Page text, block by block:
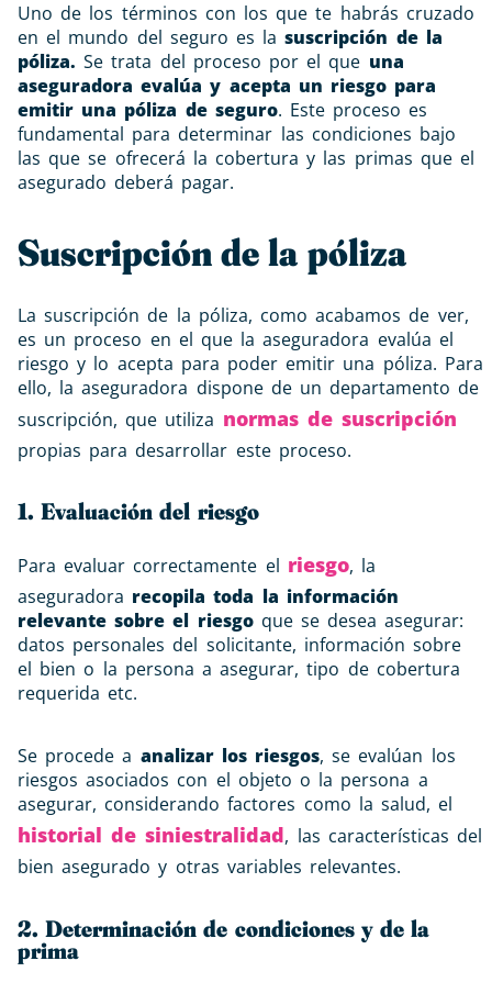
Uno de los términos con los que te habrás cruzado
en el mundo del seguro es lasuscripción de la
póliza.Se trata del proceso por el que una
aseguradora evalúa y acepta un riesgo para
emitir una póliza de seguro. Este proceso es
fundamental para determinar las condiciones bajo
las que se ofrecerá la cobertura y las primas que el
asegurado deberá pagar.
Suscripción de la póliza
La suscripción de la póliza, como acabamos de ver,
es un proceso en el que la aseguradora evalúa el
riesgo y lo acepta para poder emitir una póliza. Para
ello, la aseguradora dispone de un departamento de
suscripción, que utiliza normas de suscripción
propias para desarrollar este proceso.
1. Evaluación del riesgo
Para evaluar correctamente el riesgo, la
aseguradora recopila toda la información
relevante sobre el riesgoque se desea asegurar:
datos personales del solicitante, información sobre
el bien o la persona a asegurar, tipo de cobertura
requerida etc.
Se procede a analizar los riesgos, se evalúan los
riesgos asociados con el objeto o la persona a
asegurar, considerando factores como la salud, el
historial de siniestralidad, las características del
bien asegurado y otras variables relevantes.
2. Determinación de condiciones y de la
prima